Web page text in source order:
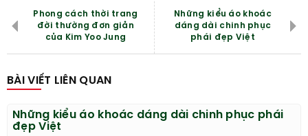
Phong cách thời trang
đời thường đơn giản
của Kim Yoo Jung
Những kiểu áo khoác
dáng dài chinh phục
phái đẹp Việt
BÀI VIẾT LIÊN QUAN
Những kiểu áo khoác dáng dài chinh phục phái
đẹp Việt